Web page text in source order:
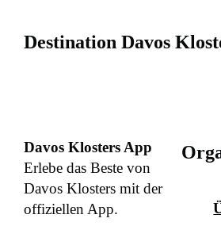
Destination Davos
Davos Klosters App
Erlebe das Beste von
Davos Klosters mit der
offiziellen App.